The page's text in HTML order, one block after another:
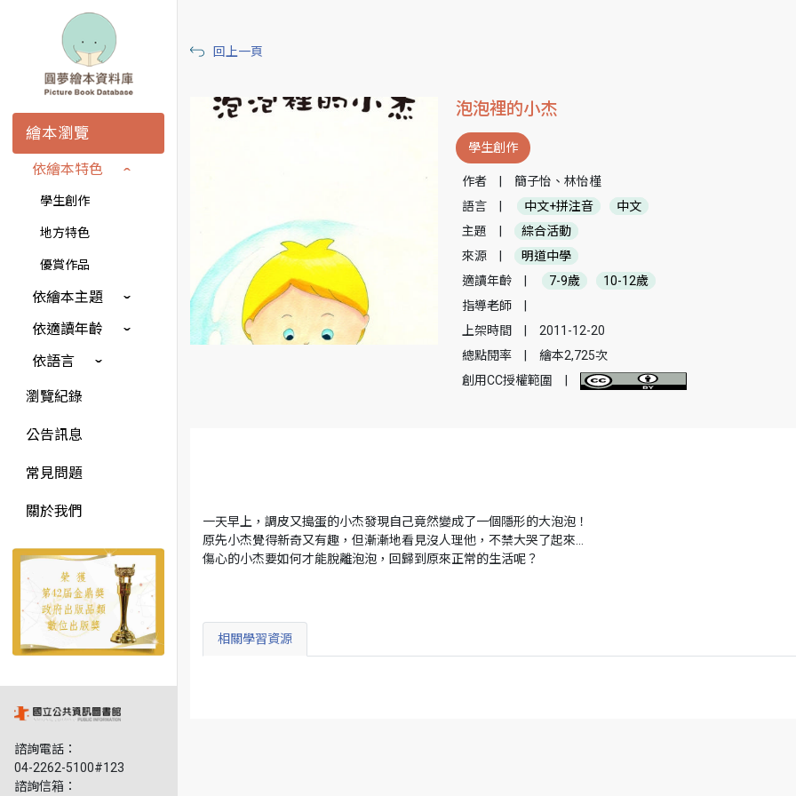
繪本瀏覽
依繪本特色
學生創作
地方特色
優賞作品
依繪本主題
依適讀年齡
依語言
瀏覽紀錄
公告訊息
常見問題
關於我們
諮詢電話：
04-2262-5100#123
諮詢信箱：
回上一頁
泡泡裡的小杰
學生創作
作者
簡子怡、林怡槿
語言
中文+拼注音
中文
主題
綜合活動
來源
明道中學
適讀年齡
7-9歲
10-12歲
指導老師
上架時間
2011-12-20
總點閱率
繪本2,725次
創用CC授權範圍
一天早上，調皮又搗蛋的小杰發現自己竟然變成了一個隱形的大泡泡！
原先小杰覺得新奇又有趣，但漸漸地看見沒人理他，不禁大哭了起來…
傷心的小杰要如何才能脫離泡泡，回歸到原來正常的生活呢？
相關學習資源